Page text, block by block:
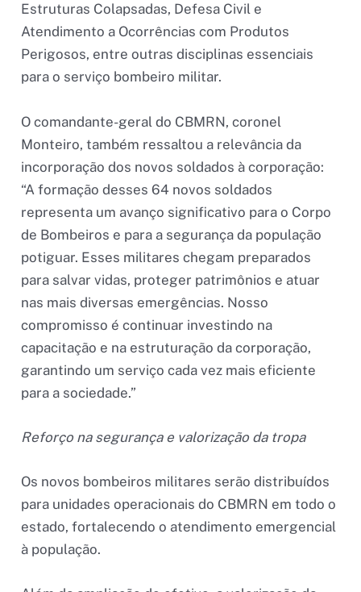
Estruturas Colapsadas, Defesa Civil e
Atendimento a Ocorrências com Produtos
Perigosos, entre outras disciplinas essenciais
para o serviço bombeiro militar.
O comandante-geral do CBMRN, coronel
Monteiro, também ressaltou a relevância da
incorporação dos novos soldados à corporação:
“A formação desses 64 novos soldados
representa um avanço significativo para o Corpo
de Bombeiros e para a segurança da população
potiguar. Esses militares chegam preparados
para salvar vidas, proteger patrimônios e atuar
nas mais diversas emergências. Nosso
compromisso é continuar investindo na
capacitação e na estruturação da corporação,
garantindo um serviço cada vez mais eficiente
para a sociedade.”
Reforço na segurança e valorização da tropa
Os novos bombeiros militares serão distribuídos
para unidades operacionais do CBMRN em todo o
estado, fortalecendo o atendimento emergencial
à população.